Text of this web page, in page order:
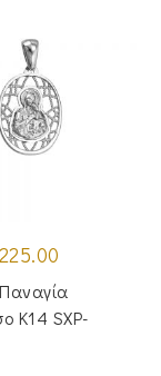
225.00
είναι:
€225.00.
Κ14 SXP-